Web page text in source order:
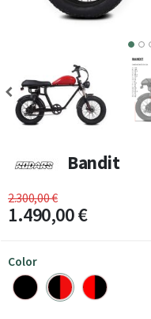
Bandit
2.300,00 €
1.490,00 €
Color